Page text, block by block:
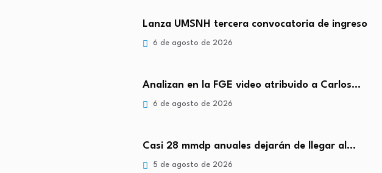
Lanza UMSNH tercera convocatoria de ingreso
6 de agosto de 2026
Analizan en la FGE video atribuido a Carlos…
6 de agosto de 2026
Casi 28 mmdp anuales dejarán de llegar al…
5 de agosto de 2026